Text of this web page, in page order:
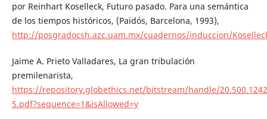
por Reinhart Koselleck, Futuro pasado. Para una semántica
de los tiempos históricos, (Paidós, Barcelona, 1993),
http://posgradocsh.azc.uam.mx/cuadernos/induccion/
Jaime A. Prieto Valladares, La gran tribulación
premilenarista,
https://repository.globethics.net/bitstream/handle/
5.pdf?sequence=1&isAllowed=y